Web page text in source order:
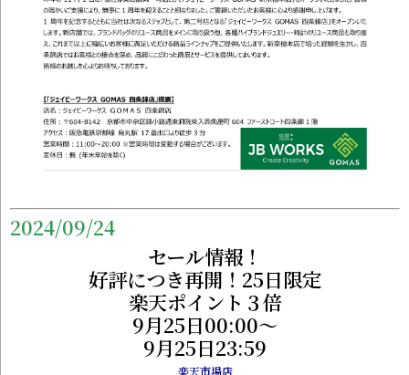
2024/09/24
セール情報！
好評につき再開！25日限定
楽天ポイント３倍
9月25日00:00～
9月25日23:59
楽天市場店